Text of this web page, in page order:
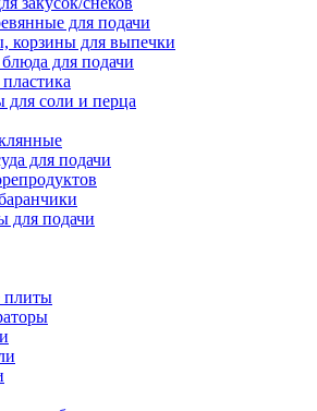
для подачи
корзины для выпечки
для подачи
соли и перца
для подачи
для подачи
плиты